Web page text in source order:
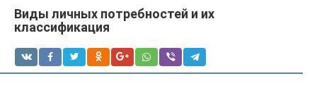
Виды личных потребностей и их
классификация